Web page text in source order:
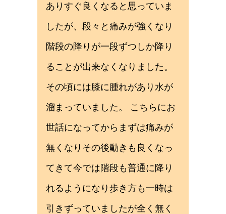
ありすぐ良くなると思っていま
したが、段々と痛みが強くなり
階段の降りが一段ずつしか降り
ることが出来なくなりました。
その頃には膝に腫れがあり水が
溜まっていました。 こちらにお
世話になってからまずは痛みが
無くなりその後動きも良くなっ
てきて今では階段も普通に降り
れるようになり歩き方も一時は
引きずっていましたが全く無く